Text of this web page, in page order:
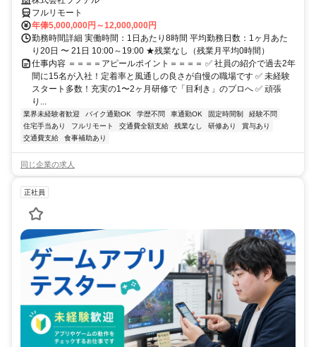
フルリモート
年俸5,000,000円～12,000,000円
勤務時間詳細 実働時間：1日あたり8時間 平均勤務日数：1ヶ月あた
り20日 〜 21日 10:00～19:00 ★残業なし（残業月平均0時間）
仕事内容 ＝＝＝＝アピールポイント＝＝＝＝ ✅ 社員の紹介で過去2年
間に15名が入社！定着率と風通しの良さが自慢の職場です ✅ 未経験
スタート多数！充実の1〜2ヶ月研修で「目利き」のプロへ ✅ 頑張
り...
業界未経験者歓迎 バイク通勤OK 学歴不問 車通勤OK 固定時間制
経験不問
住宅手当あり
フルリモート 交通費全額支給 残業なし 研修あり
賞与あり
交通費支給
食事補助あり
同じ企業の求人
正社員